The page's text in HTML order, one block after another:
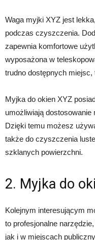
Waga myjki XYZ jest
podczas czyszczenia.
zapewnia komfortowe
wyposażona w
trudno dostępnych
Myjka do okien XYZ
umożliwiają
Dzięki temu możesz
także do czyszczenia
szklanych powierzchni.
2. Myjka do
Kolejnym interesującym
to profesjonalne
jak i w miejscach